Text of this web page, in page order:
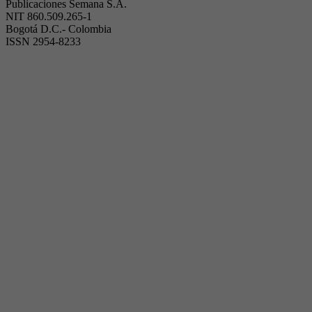
Publicaciones Semana S.A.
NIT 860.509.265-1
Bogotá D.C.- Colombia
ISSN 2954-8233